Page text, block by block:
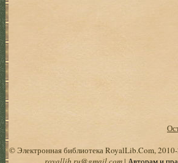
© Электронная библиотека RoyalLib.Com,